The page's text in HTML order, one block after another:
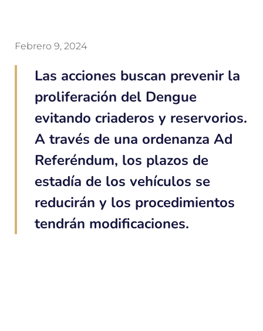
Febrero 9, 2024
Las acciones buscan prevenir la
proliferación del Dengue
evitando criaderos y reservorios.
A través de una ordenanza Ad
Referéndum, los plazos de
estadía de los vehículos se
reducirán y los procedimientos
tendrán modificaciones.